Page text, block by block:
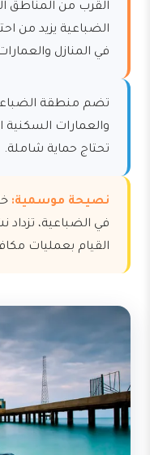
القرب من المناطق
الضباعية يزيد من
في المنازل
تضم منطقة
والعمارات السكنية
تحتاج حماية شاملة.
نصيحة موسمية:
في الضباعية،
القيام بعمليات